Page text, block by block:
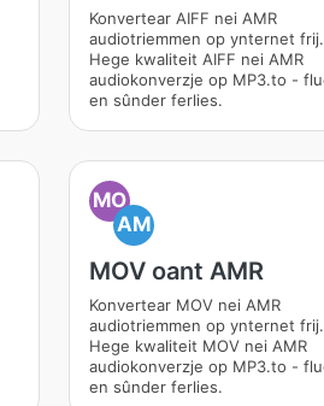
Konvertear AIFF nei AMR
audiotriemmen op ynternet frij.
Hege kwaliteit AIFF nei AMR
audiokonverzje op MP3.to -
en sûnder ferlies.
MO
AM
MOV oant AMR
Konvertear MOV nei AMR
audiotriemmen op ynternet frij.
Hege kwaliteit MOV nei AMR
audiokonverzje op MP3.to -
en sûnder ferlies.